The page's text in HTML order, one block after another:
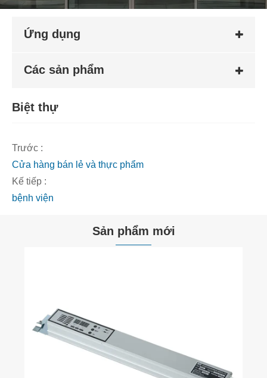
Ứng dụng
Các sản phẩm
Biệt thự
Trước :
Cửa hàng bán lẻ và thực phẩm
Kế tiếp :
bệnh viện
Sản phẩm mới